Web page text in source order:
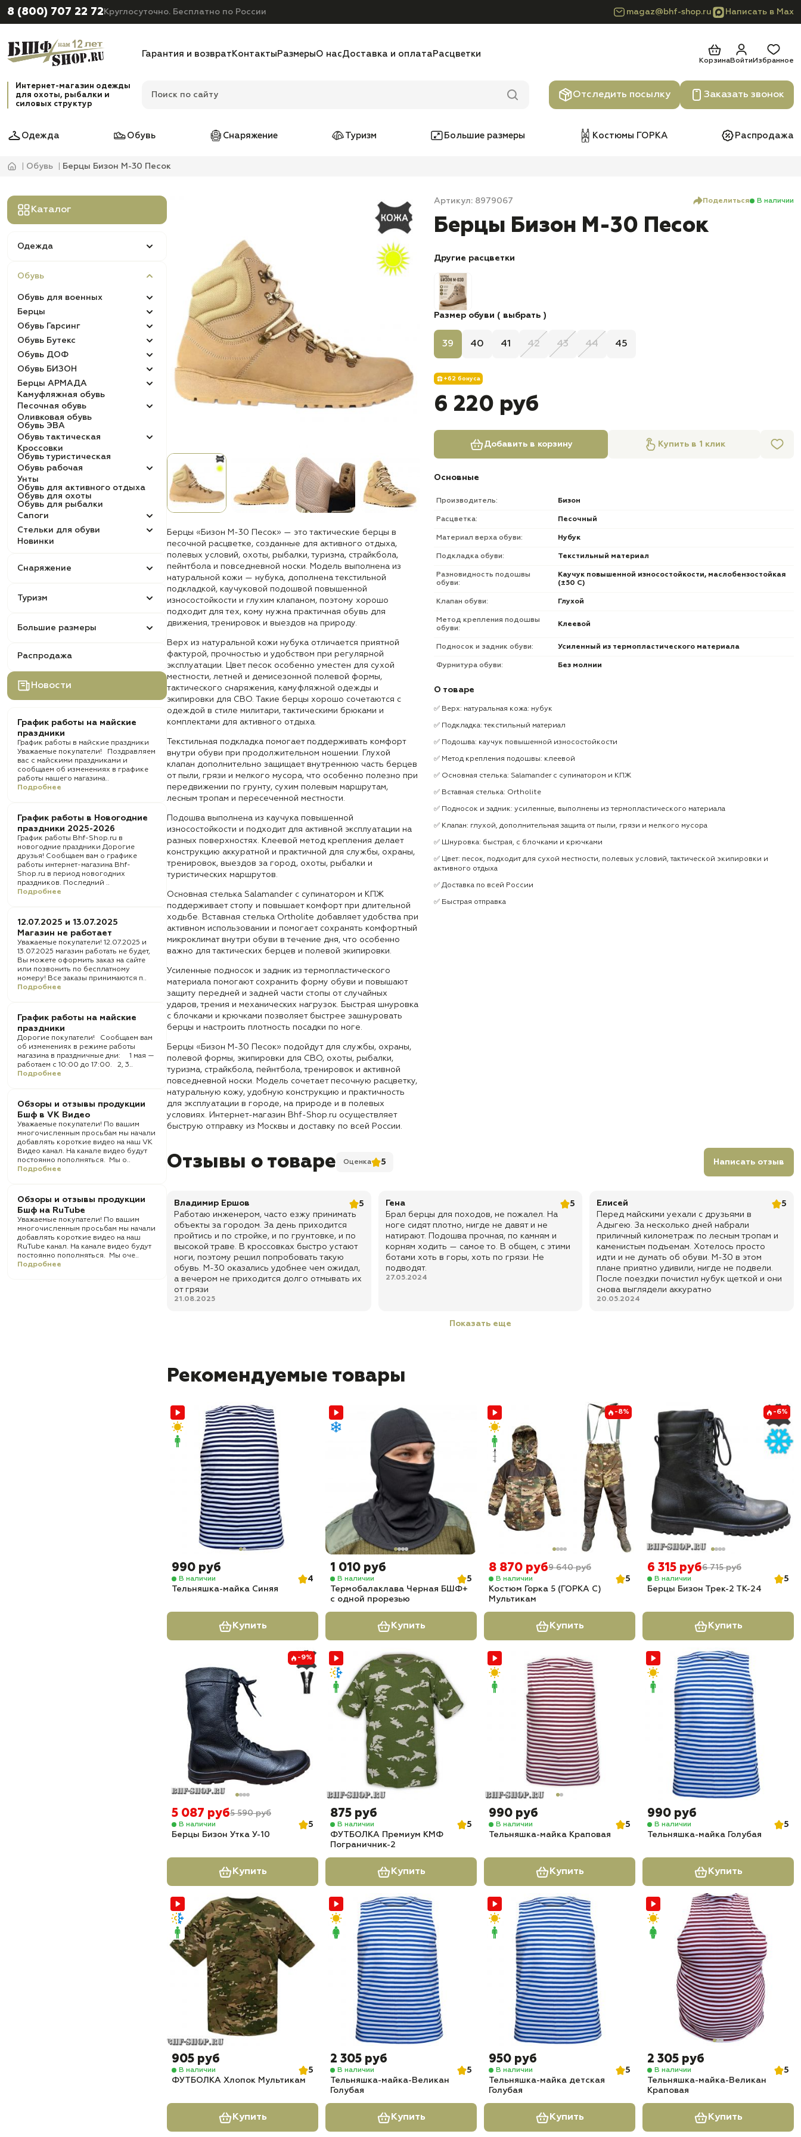
8 (800) 707 22 72 Круглосуточно. Бесплатно по России magaz@bhf-shop.ru Написать в Max
Гарантия и возврат Контакты РазмерыО насДоставка и оплата Расцветки
КорзинаВойти Избранное
Интернет-магазин одежды
для охоты, рыбалки и
силовых структур
Отследить посылку Заказать звонок
Одежда Обувь Снаряжение Туризм Большие размеры Костюмы ГОРКА Распродажа
Обувь Берцы Бизон М-30 Песок
Каталог
Одежда
Обувь
Обувь для военных
Берцы
Обувь Гарсинг
Обувь Бутекс
Обувь ДОФ
Обувь БИЗОН
Берцы АРМАДА
Камуфляжная обувь
Песочная обувь
Оливковая обувь
Обувь ЭВА
Обувь тактическая
Кроссовки
Обувь туристическая
Обувь рабочая
Унты
Обувь для активного отдыха
Обувь для охоты
Обувь для рыбалки
Сапоги
Стельки для обуви
Новинки
Снаряжение
Туризм
Большие размеры
Распродажа
Новости
График работы на майские
праздники
График работы в майские праздники
Уважаемые покупатели! Поздравляем
вас с майскими праздниками и
сообщаем об изменениях в графике
работы нашего магазина..
Подробнее
График работы в Новогодние
праздники 2025-2026
График работы Bhf-Shop.ru в
новогодние праздники Дорогие
друзья! Сообщаем вам о графике
работы интернет-магазина Bhf-
Shop.ru в период новогодних
праздников. Последний ..
Подробнее
12.07.2025 и 13.07.2025
Магазин не работает
Уважаемые покупатели! 12.07.2025 и
13.07.2025 магазин работать не будет,
Вы можете оформить заказ на сайте
или позвонить по бесплатному
номеру! Все заказы принимаются п..
Подробнее
График работы на майские
праздники
Дорогие покупатели! Сообщаем вам
об изменениях в режиме работы
магазина в праздничные дни: 1 мая —
работаем с 10:00 до 17:00. 2, 3..
Подробнее
Обзоры и отзывы продукции
Бшф в VK Видео
Уважаемые покупатели! По вашим
многочисленным просьбам мы начали
добавлять короткие видео на наш VK
Видео канал. На канале видео будут
постоянно пополняться. Мы о..
Подробнее
Обзоры и отзывы продукции
Бшф на RuTube
Уважаемые покупатели! По вашим
многочисленным просьбам мы начали
добавлять короткие видео на наш
RuTube канал. На канале видео будут
постоянно пополняться. Мы оче..
Подробнее
Берцы «Бизон М-30 Песок» — это тактические берцы в
песочной расцветке, созданные для активного отдыха,
полевых условий, охоты, рыбалки, туризма, страйкбола,
пейнтбола и повседневной носки. Модель выполнена из
натуральной кожи — нубука, дополнена текстильной
подкладкой, каучуковой подошвой повышенной
износостойкости и глухим клапаном, поэтому хорошо
подходит для тех, кому нужна практичная обувь для
движения, тренировок и выездов на природу.
Верх из натуральной кожи нубука отличается приятной
фактурой, прочностью и удобством при регулярной
эксплуатации. Цвет песок особенно уместен для сухой
местности, летней и демисезонной полевой формы,
тактического снаряжения, камуфляжной одежды и
экипировки для СВО. Такие берцы хорошо сочетаются с
одеждой в стиле милитари, тактическими брюками и
комплектами для активного отдыха.
Текстильная подкладка помогает поддерживать комфорт
внутри обуви при продолжительном ношении. Глухой
клапан дополнительно защищает внутреннюю часть берцев
от пыли, грязи и мелкого мусора, что особенно полезно при
передвижении по грунту, сухим полевым маршрутам,
лесным тропам и пересеченной местности.
Подошва выполнена из каучука повышенной
износостойкости и подходит для активной эксплуатации на
разных поверхностях. Клеевой метод крепления делает
конструкцию аккуратной и практичной для службы, охраны,
тренировок, выездов за город, охоты, рыбалки и
туристических маршрутов.
Основная стелька Salamander с супинатором и КПЖ
поддерживает стопу и повышает комфорт при длительной
ходьбе. Вставная стелька Ortholite добавляет удобства при
активном использовании и помогает сохранять комфортный
микроклимат внутри обуви в течение дня, что особенно
важно для тактических берцев и полевой экипировки.
Усиленные подносок и задник из термопластического
материала помогают сохранить форму обуви и повышают
защиту передней и задней части стопы от случайных
ударов, трения и механических нагрузок. Быстрая шнуровка
с блочками и крючками позволяет быстрее зашнуровать
берцы и настроить плотность посадки по ноге.
Берцы «Бизон М-30 Песок» подойдут для службы, охраны,
полевой формы, экипировки для СВО, охоты, рыбалки,
туризма, страйкбола, пейнтбола, тренировок и активной
повседневной носки. Модель сочетает песочную расцветку,
натуральную кожу, удобную конструкцию и практичность
для эксплуатации в городе, на природе и в полевых
условиях. Интернет-магазин Bhf-Shop.ru осуществляет
быструю отправку из Москвы и доставку по всей России.
Артикул: 8979067 Поделиться В наличии
Берцы Бизон М-30 Песок
Другие расцветки
Размер обуви ( выбрать )
39 40 41 42 43 44 45
+62 бонуса
6 220 руб
Добавить в корзину Купить в 1 клик
Основные
Производитель: Бизон
Расцветка: Песочный
Материал верха обуви: Нубук
Подкладка обуви: Текстильный материал
Разновидность подошвы
обуви:
Каучук повышенной износостойкости, маслобензостойкая
(±50 С)
Клапан обуви: Глухой
Метод крепления подошвы
обуви:
Клеевой
Подносок и задник обуви: Усиленный из термопластического материала
Фурнитура обуви: Без молнии
О товаре
✅ Верх: натуральная кожа: нубук
✅ Подкладка: текстильный материал
✅ Подошва: каучук повышенной износостойкости
✅ Метод крепления подошвы: клеевой
✅ Основная стелька: Salamander с супинатором и КПЖ
✅ Вставная стелька: Ortholite
✅ Подносок и задник: усиленные, выполнены из термопластического материала
✅ Клапан: глухой, дополнительная защита от пыли, грязи и мелкого мусора
✅ Шнуровка: быстрая, с блочками и крючками
✅ Цвет: песок, подходит для сухой местности, полевых условий, тактической экипировки и
активного отдыха
✅ Доставка по всей России
✅ Быстрая отправка
Отзывы о товаре Оценка 5 Написать отзыв
Владимир Ершов
5
Работаю инженером, часто езжу принимать
объекты за городом. За день приходится
пройтись и по стройке, и по грунтовке, и по
высокой траве. В кроссовках быстро устают
ноги, поэтому решил попробовать такую
обувь. М-30 оказались удобнее чем ожидал,
а вечером не приходится долго отмывать их
от грязи
21.08.2025
Гена
5
Брал берцы для походов, не пожалел. На
ноге сидят плотно, нигде не давят и не
натирают. Подошва прочная, по камням и
корням ходить — самое то. В общем, с этими
ботами хоть в горы, хоть по грязи. Не
подводят.
27.05.2024
Елисей
5
Перед майскими уехали с друзьями в
Адыгею. За несколько дней набрали
приличный километраж по лесным тропам и
каменистым подъемам. Хотелось просто
идти и не думать об обуви. М-30 в этом
плане приятно удивили, нигде не подвели.
После поездки почистил нубук щеткой и они
снова выглядели аккуратно
20.05.2024
Показать еще
Рекомендуемые товары
990 руб
В наличии
4
Тельняшка-майка Синяя
Купить
1 010 руб
В наличии
5
Термобалаклава Черная БШФ+
с одной прорезью
Купить
-8%
8 870 руб9 640 руб
В наличии
5
Костюм Горка 5 (ГОРКА С)
Мультикам
Купить
-6%
6 315 руб6 715 руб
В наличии
5
Берцы Бизон Трек-2 ТК-24
Купить
-9%
5 087 руб5 590 руб
В наличии
5
Берцы Бизон Утка У-10
Купить
875 руб
В наличии
5
ФУТБОЛКА Премиум КМФ
Пограничник-2
Купить
990 руб
В наличии
5
Тельняшка-майка Краповая
Купить
990 руб
В наличии
5
Тельняшка-майка Голубая
Купить
905 руб
В наличии
5
ФУТБОЛКА Хлопок Мультикам
Купить
2 305 руб
В наличии
5
Тельняшка-майка-Великан
Голубая
Купить
950 руб
В наличии
5
Тельняшка-майка детская
Голубая
Купить
2 305 руб
В наличии
5
Тельняшка-майка-Великан
Краповая
Купить